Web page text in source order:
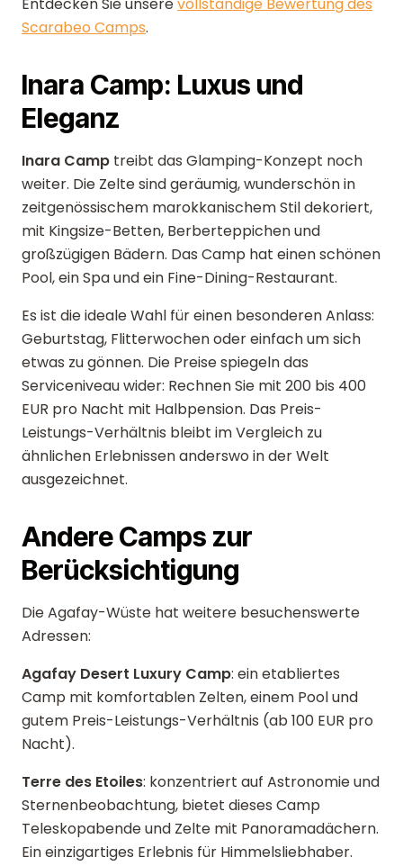
Scarabeo Camps.
Inara Camp: Luxus und
Eleganz
Inara Camp treibt das Glamping-Konzept noch
weiter. Die Zelte sind geräumig, wunderschön in
zeitgenössischem marokkanischem Stil dekoriert,
mit Kingsize-Betten, Berberteppichen und
großzügigen Bädern. Das Camp hat einen schönen
Pool, ein Spa und ein Fine-Dining-Restaurant.
Es ist die ideale Wahl für einen besonderen Anlass:
Geburtstag, Flitterwochen oder einfach um sich
etwas zu gönnen. Die Preise spiegeln das
Serviceniveau wider: Rechnen Sie mit 200 bis 400
EUR pro Nacht mit Halbpension. Das Preis-
Leistungs-Verhältnis bleibt im Vergleich zu
ähnlichen Erlebnissen anderswo in der Welt
ausgezeichnet.
Andere Camps zur
Berücksichtigung
Die Agafay-Wüste hat weitere besuchenswerte
Adressen:
Agafay Desert Luxury Camp: ein etabliertes
Camp mit komfortablen Zelten, einem Pool und
gutem Preis-Leistungs-Verhältnis (ab 100 EUR pro
Nacht).
Terre des Etoiles: konzentriert auf Astronomie und
Sternenbeobachtung, bietet dieses Camp
Teleskopabende und Zelte mit Panoramadächern.
Ein einzigartiges Erlebnis für Himmelsliebhaber.